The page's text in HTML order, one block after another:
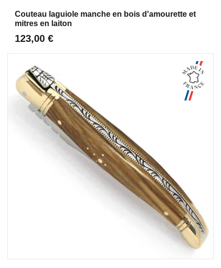
Couteau laguiole manche en bois d'amourette et
mitres en laiton
123,00 €